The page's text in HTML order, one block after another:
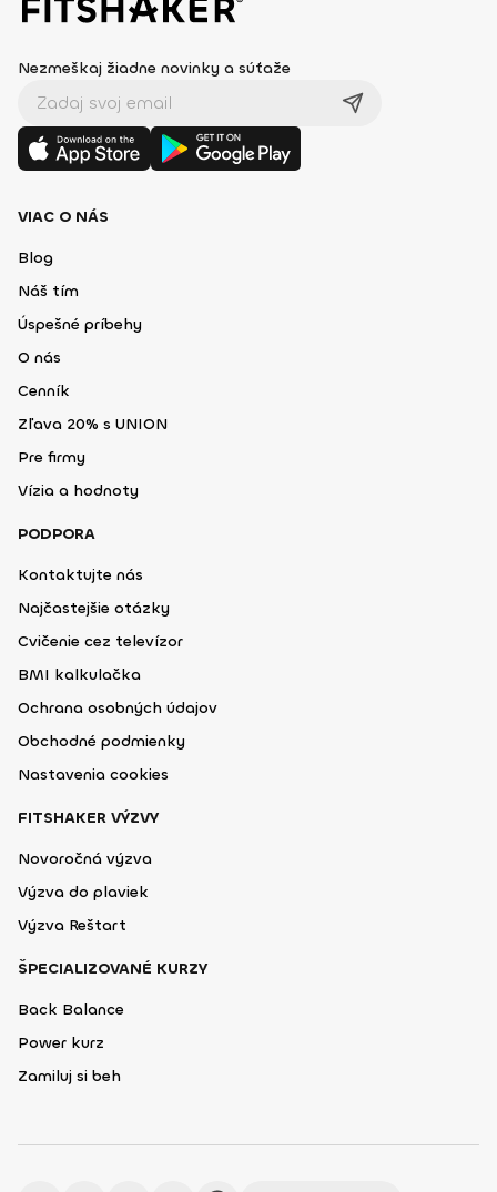
Nezmeškaj žiadne novinky a súťaže
VIAC O NÁS
Blog
Náš tím
Úspešné príbehy
O nás
Cenník
Zľava 20% s UNION
Pre firmy
Vízia a hodnoty
PODPORA
Kontaktujte nás
Najčastejšie otázky
Cvičenie cez televízor
BMI kalkulačka
Ochrana osobných údajov
Obchodné podmienky
Nastavenia cookies
FITSHAKER VÝZVY
Novoročná výzva
Výzva do plaviek
Výzva Reštart
ŠPECIALIZOVANÉ KURZY
Back Balance
Power kurz
Zamiluj si beh